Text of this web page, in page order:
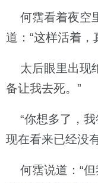
何霑看着夜空
道：“这样活着，
太后眼里出现
备让我去死。”
“你想多了，我
现在看来已经没
何霑说道：“但